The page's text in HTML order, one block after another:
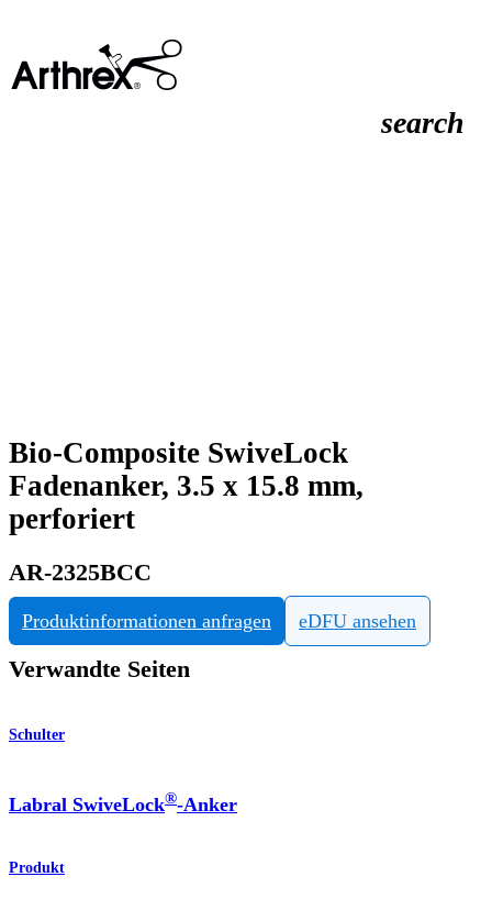
search
Bio-Composite SwiveLock
Fadenanker, 3.5 x 15.8 mm,
perforiert
AR-2325BCC
Produktinformationen anfragen eDFU ansehen
Verwandte Seiten
Schulter
Labral SwiveLock®-Anker
Produkt